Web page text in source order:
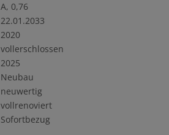
A, 0,76
22.01.2033
2020
vollerschlossen
2025
Neubau
neuwertig
vollrenoviert
Sofortbezug